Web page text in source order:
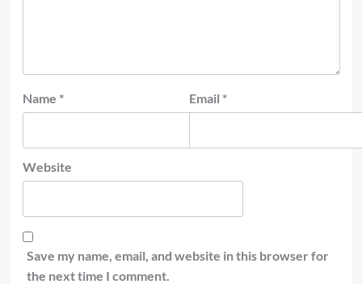
Name * Email *
Website
Save my name, email, and website in this browser for
the next time I comment.